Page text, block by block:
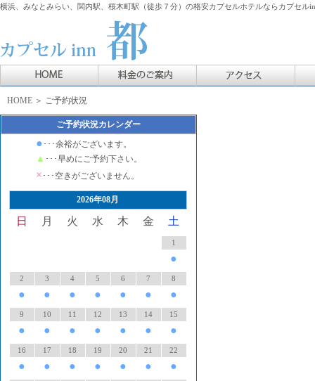
横浜、みなとみらい、関内駅、桜木町駅（徒歩７分）の格安カプセルホテルならカプセル
HOME ＞ ご予約状況
ご予約状況カレンダー
● ･･･余裕がございます。
▲ ･･･早めにご予約下さい。
× ･･･空きがございません。
2026年08月
日 月 火 水 木 金 土
1
●
2
●
3
●
4
●
5
●
6
●
7
●
8
●
9
●
10
●
11
●
12
●
13
●
14
●
15
●
16
●
17
●
18
●
19
●
20
●
21
●
22
●